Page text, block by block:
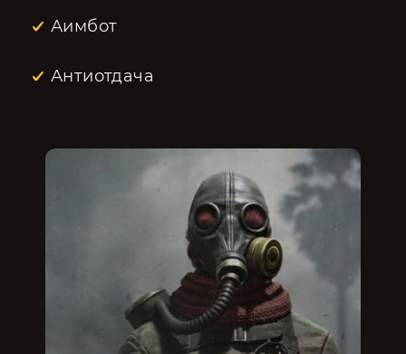
Аимбот
Антиотдача